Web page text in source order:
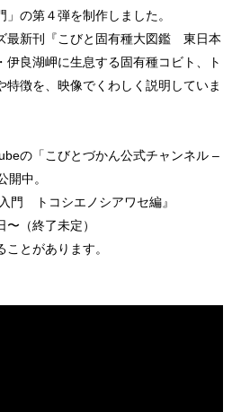
の第４弾を制作しました。
最新刊『こびと固有種大図鑑 東日本
伊良湖岬に生息する固有種コビト、ト
特徴を、映像でくわしく説明していま
の「こびとづかん公式チャンネル –
開中。
門 トコシエノシアワセ編』
（終了未定）
とがあります。